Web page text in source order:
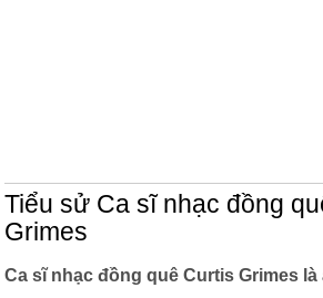
Tiểu sử Ca sĩ nhạc đồng
Grimes
Ca sĩ nhạc đồng quê Curtis Grimes là